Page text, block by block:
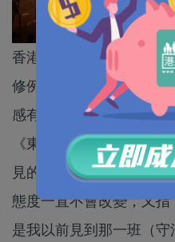
香港的示威文化過往以
修例風波引起連場衝突
感有所改變。港島總區
《東網》專訪時表示，
見的方式變激進，但警
態度一直不會改變，又
是我以前見到那一班（守